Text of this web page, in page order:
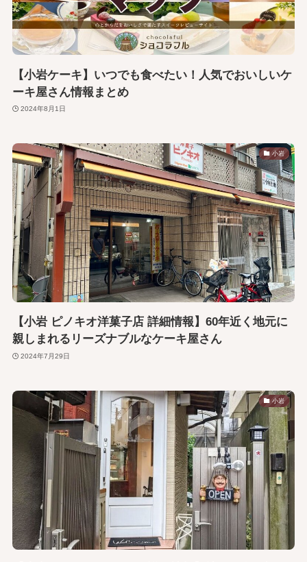
【小岩ケーキ】いつでも食べたい！人気でおいしいケ
ーキ屋さん情報まとめ
2024年8月1日
小岩
【小岩 ピノキオ洋菓子店 詳細情報】60年近く地元に
親しまれるリーズナブルなケーキ屋さん
2024年7月29日
小岩